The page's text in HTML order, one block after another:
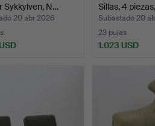
Sykkylven, N…
20 abr 2026
Sillas, 4
Subastado 20
23 pujas
1.023 USD